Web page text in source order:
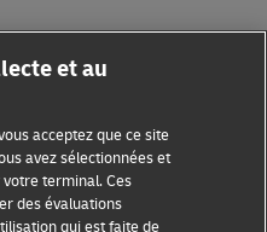
et au
acceptez que ce site
avez sélectionnées et
terminal. Ces
des évaluations
qui est faite de